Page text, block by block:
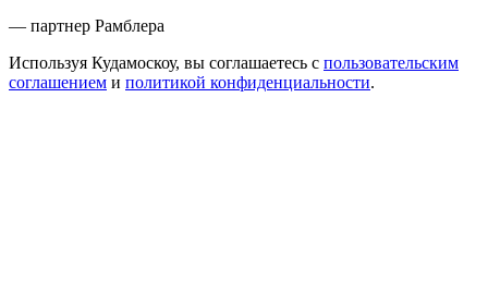
— партнер Рамблера
Используя Кудамоскоу, вы соглашаетесь с пользовательским
соглашением и политикой конфиденциальности.